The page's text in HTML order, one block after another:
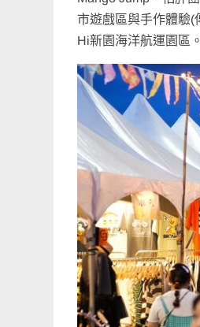
市遊戲區與手作體驗(
Hi新園海洋航運園區。